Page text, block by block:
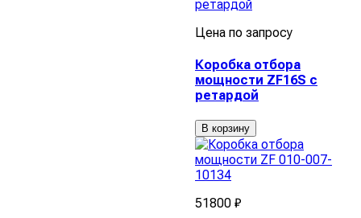
Цена по запросу
Коробка отбора
мощности ZF16S с
ретардой
В корзину
51800 ₽